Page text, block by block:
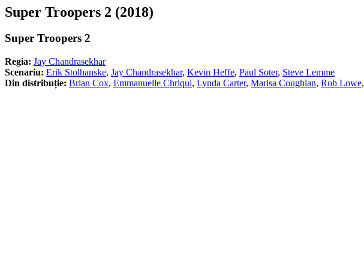
Super Troopers 2 (2018)
Super Troopers 2
Regia: Jay Chandrasekhar
Scenariu: Erik Stolhanske, Jay Chandrasekhar, Kevin Heffe, Paul Soter, Steve Lemme
Din distribuție: Brian Cox, Emmanuelle Chriqui, Lynda Carter, Marisa Coughlan, Rob Lowe,